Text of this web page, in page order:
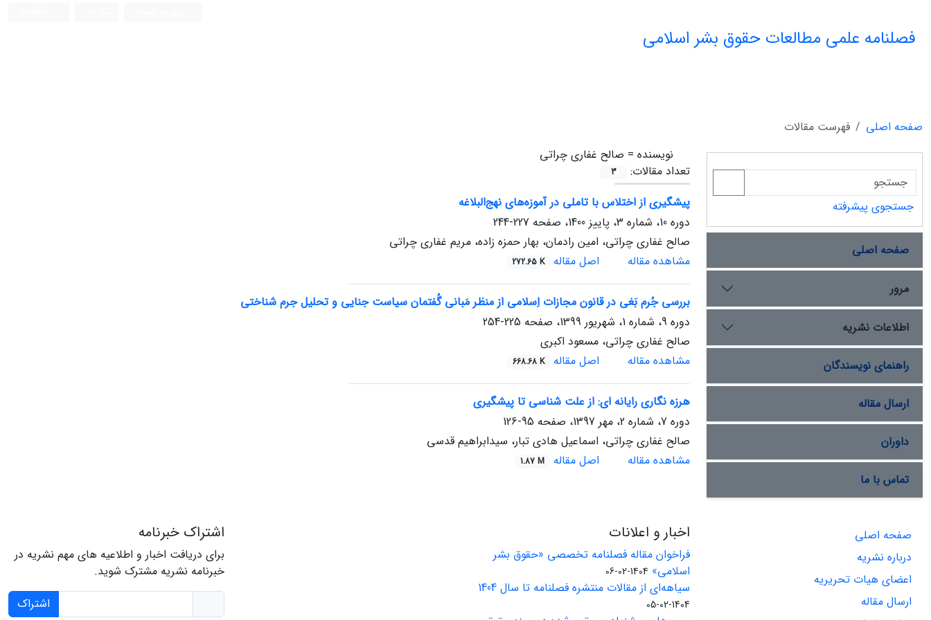
فصلنامه علمی مطالعات حقوق بشر اسلامی
صفحه اصلی
فهرست مقالات
نویسنده = صالح غفاری چراتی
تعداد مقالات:
3
پیشگیری از اختلاس با تاملی در آموزه‌های نهج‌البلاغه
دوره 10، شماره 3، پاییز 1400، صفحه
227-244
صالح غفاری چراتی، امین رادمان، بهار حمزه زاده، مریم غفاری چراتی
مشاهده مقاله
اصل مقاله 272.65 K
بررسی جُرم بَغی در قانون مجازات اِسلامی از منظر مَبانی گُفتمان سیاست جنایی و تحلیل جرم شناختی
دوره 9، شماره 1، شهریور 1399، صفحه
225-254
صالح غفاری چراتی، مسعود اکبری
مشاهده مقاله
اصل مقاله 668.68 K
هرزه نگاری رایانه ای: از علت شناسی تا پیشگیری
دوره 7، شماره 2، مهر 1397، صفحه
95-126
صالح غفاری چراتی، اسماعیل هادی تبار، سیدابراهیم قدسی
مشاهده مقاله
اصل مقاله 1.87 M
جستجوی پیشرفته
صفحه اصلی
مرور
اطلاعات نشریه
راهنمای نویسندگان
ارسال مقاله
داوران
تماس با ما
صفحه اصلی
درباره نشریه
اعضای هیات تحریریه
ارسال مقاله
اخبار و اعلانات
فراخوان مقاله فصلنامه تخصصی «حقوق بشر
اسلامی» 1404-02-06
سیاهه‌ای از مقالات منتشره فصلنامه تا سال 1404
1404-02-05
اشتراک خبرنامه
برای دریافت اخبار و اطلاعیه های مهم نشریه در
خبرنامه نشریه مشترک شوید.
اشتراک